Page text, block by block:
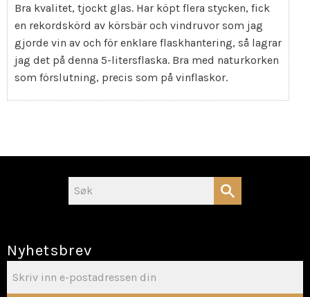
Bra kvalitet, tjockt glas. Har köpt flera stycken, fick
en rekordskörd av körsbär och vindruvor som jag
gjorde vin av och för enklare flaskhantering, så lagrar
jag det på denna 5-litersflaska. Bra med naturkorken
som förslutning, precis som på vinflaskor.
Nyhetsbrev